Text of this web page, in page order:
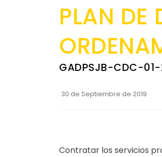
PLAN DE
GADPSJB-CDC-01-
30 de Septiembre de 2019
Contratar los servicios